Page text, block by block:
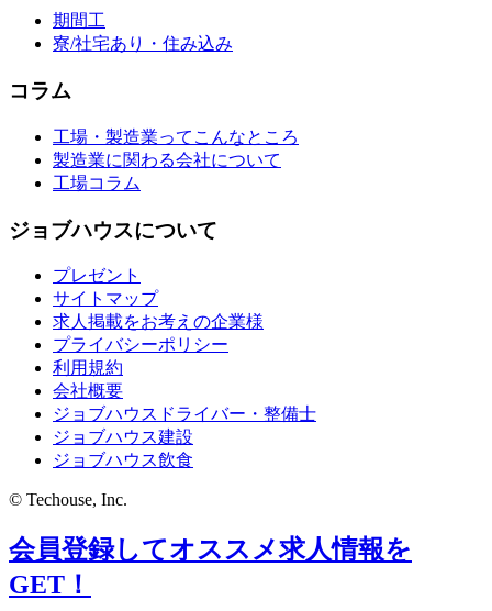
期間工
寮/社宅あり・住み込み
コラム
工場・製造業ってこんなところ
製造業に関わる会社について
工場コラム
ジョブハウスについて
プレゼント
サイトマップ
求人掲載をお考えの企業様
プライバシーポリシー
利用規約
会社概要
ジョブハウスドライバー・整備士
ジョブハウス建設
ジョブハウス飲食
© Techouse, Inc.
会員登録してオススメ求人情報を
GET！